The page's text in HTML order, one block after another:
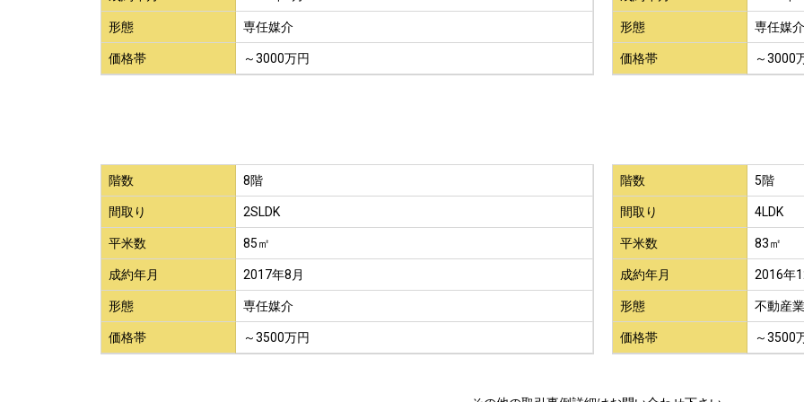
形態 専任媒介
価格帯 ～3000万円
形態 専任媒介
価格帯 ～3000
階数 8階
間取り 2SLDK
平米数 85㎡
成約年月 2017年8月
形態 専任媒介
価格帯 ～3500万円
階数 5階
間取り 4LDK
平米数 83㎡
成約年月 2016年
形態 不動産
価格帯 ～3500